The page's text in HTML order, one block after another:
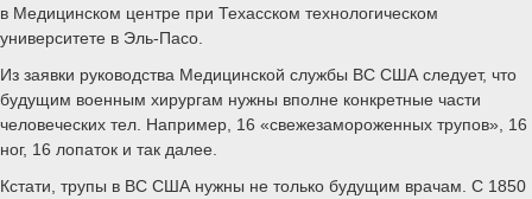
в Медицинском центре при Техасском технологическом
университете в Эль-Пасо.
Из заявки руководства Медицинской службы ВС США следует, что
будущим военным хирургам нужны вполне конкретные части
человеческих тел. Например, 16 «свежезамороженных трупов», 16
ног, 16 лопаток и так далее.
Кстати, трупы в ВС США нужны не только будущим врачам. С 1850